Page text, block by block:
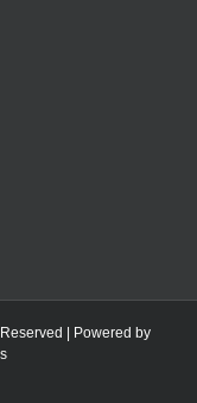
| Powered by